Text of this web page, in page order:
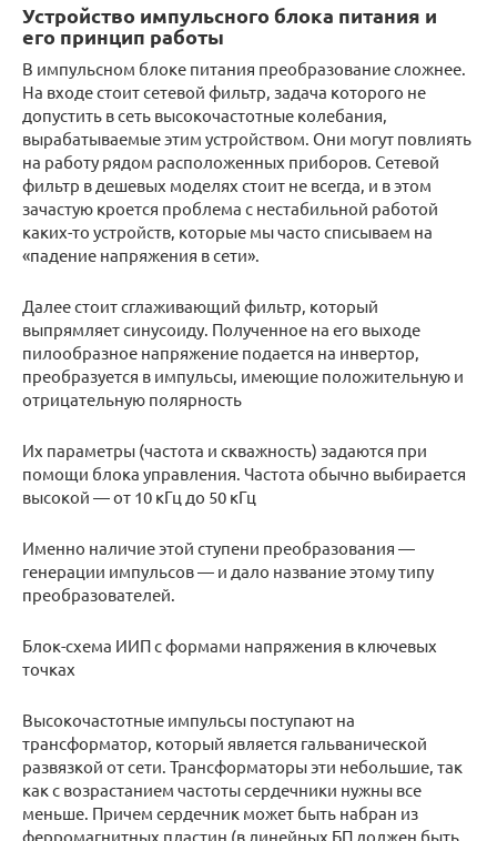
Устройство импульсного блока питания и
его принцип работы
В импульсном блоке питания преобразование сложнее.
На входе стоит сетевой фильтр, задача которого не
допустить в сеть высокочастотные колебания,
вырабатываемые этим устройством. Они могут повлиять
на работу рядом расположенных приборов. Сетевой
фильтр в дешевых моделях стоит не всегда, и в этом
зачастую кроется проблема с нестабильной работой
каких-то устройств, которые мы часто списываем на
«падение напряжения в сети».
Далее стоит сглаживающий фильтр, который
выпрямляет синусоиду. Полученное на его выходе
пилообразное напряжение подается на инвертор,
преобразуется в импульсы, имеющие положительную и
отрицательную полярность
Их параметры (частота и скважность) задаются при
помощи блока управления. Частота обычно выбирается
высокой — от 10 кГц до 50 кГц
Именно наличие этой ступени преобразования —
генерации импульсов — и дало название этому типу
преобразователей.
Блок-схема ИИП с формами напряжения в ключевых
точках
Высокочастотные импульсы поступают на
трансформатор, который является гальванической
развязкой от сети. Трансформаторы эти небольшие, так
как с возрастанием частоты сердечники нужны все
меньше. Причем сердечник может быть набран из
ферромагнитных пластин (в линейных БП должен быть